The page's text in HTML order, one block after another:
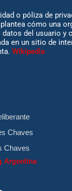
o póliza de
cómo una
del usuario y
en un sitio de
Wikipedia
Chaves
Chaves
Argentina